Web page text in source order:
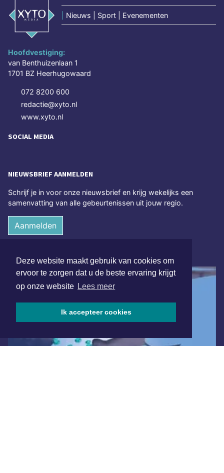
Deze website maakt gebruik van cookies om
ervoor te zorgen dat u de beste ervaring krijgt
op onze website Lees meer
Ik accepteer cookies
Nieuws | Sport | Evenementen
Hoofdvestiging:
van Benthuizenlaan 1
1701 BZ Heerhugowaard
072 8200 600
redactie@xyto.nl
www.xyto.nl
SOCIAL MEDIA
NIEUWSBRIEF AANMELDEN
Schrijf je in voor onze nieuwsbrief en krijg wekelijks een
samenvatting van alle gebeurtenissen uit jouw regio.
Aanmelden